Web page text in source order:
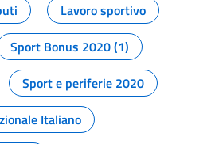
Lavoro sportivo
Sport Bonus 2020 (1)
Sport e periferie 2020
Italiano